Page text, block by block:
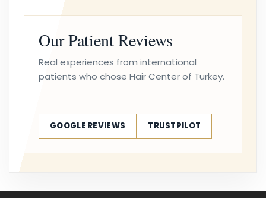
Our Patient Reviews
Real experiences from international
patients who chose Hair Center of Turkey.
GOOGLE REVIEWS TRUSTPILOT